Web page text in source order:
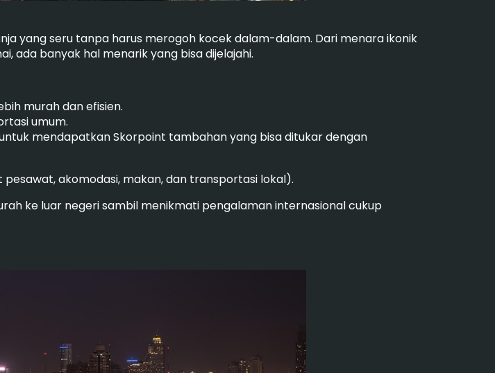
yang seru tanpa harus merogoh kocek dalam-dalam. Dari menara ikonik
ada banyak hal menarik yang bisa dijelajahi.
murah dan efisien.
umum.
mendapatkan Skorpoint tambahan yang bisa ditukar dengan
akomodasi, makan, dan transportasi lokal).
ke luar negeri sambil menikmati pengalaman internasional cukup